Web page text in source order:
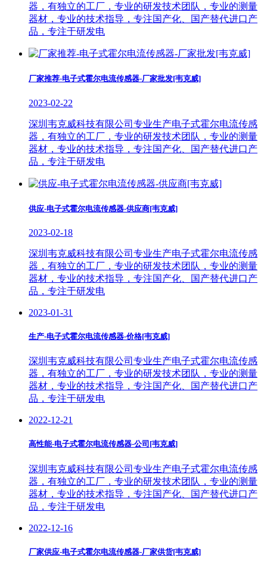
器，有独立的工厂，专业的研发技术团队，专业的测量
器材，专业的技术指导，专注国产化、国产替代进口产
品，专注于研发电
厂家推荐-电子式霍尔电流传感器-厂家批发[韦克威]
2023-02-22
深圳韦克威科技有限公司专业生产电子式霍尔电流传感
器，有独立的工厂，专业的研发技术团队，专业的测量
器材，专业的技术指导，专注国产化、国产替代进口产
品，专注于研发电
供应-电子式霍尔电流传感器-供应商[韦克威]
2023-02-18
深圳韦克威科技有限公司专业生产电子式霍尔电流传感
器，有独立的工厂，专业的研发技术团队，专业的测量
器材，专业的技术指导，专注国产化、国产替代进口产
品，专注于研发电
2023-01-31
生产-电子式霍尔电流传感器-价格[韦克威]
深圳韦克威科技有限公司专业生产电子式霍尔电流传感
器，有独立的工厂，专业的研发技术团队，专业的测量
器材，专业的技术指导，专注国产化、国产替代进口产
品，专注于研发电
2022-12-21
高性能-电子式霍尔电流传感器-公司[韦克威]
深圳韦克威科技有限公司专业生产电子式霍尔电流传感
器，有独立的工厂，专业的研发技术团队，专业的测量
器材，专业的技术指导，专注国产化、国产替代进口产
品，专注于研发电
2022-12-16
厂家供应-电子式霍尔电流传感器-厂家供货[韦克威]